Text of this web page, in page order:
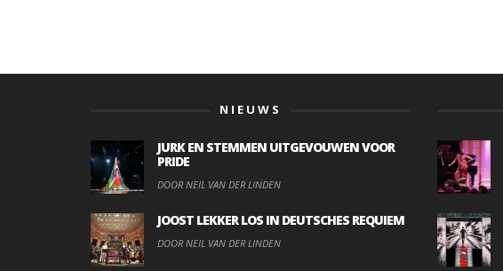
NIEUWS
JURK EN STEMMEN UITGEVOUWEN VOOR
PRIDE
DOOR NEIL VAN DER LINDEN
JOOST LEKKER LOS IN DEUTSCHES REQUIEM
DOOR NEIL VAN DER LINDEN